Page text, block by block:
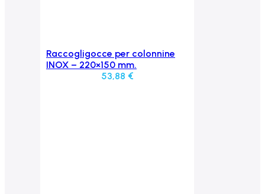
Aggiungi al carrello
Raccogligocce per colonnine
INOX – 220×150 mm.
53,88 €